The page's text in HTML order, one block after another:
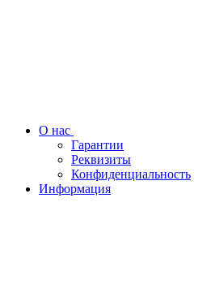
О нас
Гарантии
Реквизиты
Конфиденциальность
Информация